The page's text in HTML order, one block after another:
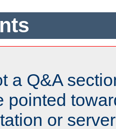
a Q&A
pointed
or